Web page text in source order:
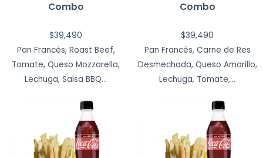
Combo
$39,490
Pan Francés, Roast Beef,
Tomate, Queso Mozzarella,
Lechuga, Salsa BBQ...
Combo
$39,490
Pan Francés, Carne de Res
Desmechada, Queso Amarillo,
Lechuga, Tomate,...